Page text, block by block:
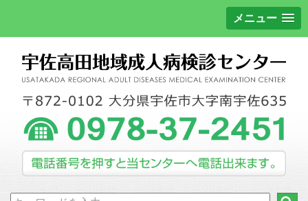
メニュー